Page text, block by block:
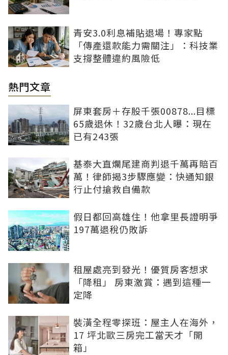
青安3.0利息補貼退場！專家點
「傳產還款能力需關注」：科技業
支撐整體違約風險低
熱門文章
屏東套房＋存股千張00878...目標
65歲退休！32歲台北人曝：現在
已有243張
基泰大直爛尾建商判退千萬再賠百
萬！律師揭3步驟應變：快通知銀
行止付搶救自備款
假日都回高雄住！他拿里長證明爭
197萬退稅仍敗訴
租屋處亮到發光！優質房客想求
「降租」 房東激賞：遇到這種一
定降
裝潢全程零探班：屋主人在海外，
17 坪北歐三房完工當天才「開
箱」